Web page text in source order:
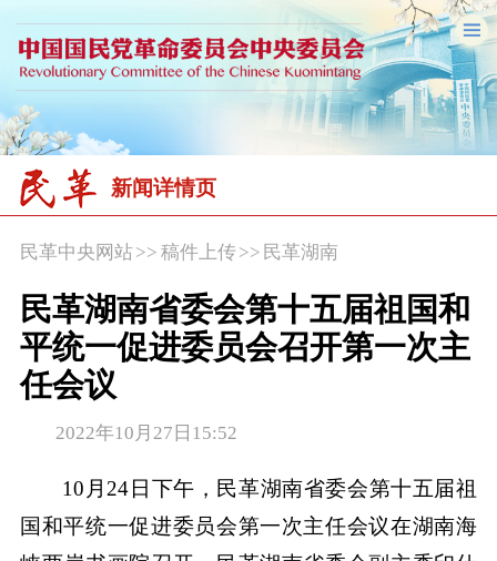
新闻详情页
民革中央网站>> 稿件上传 >> 民革湖南
民革湖南省委会第十五届祖国和
平统一促进委员会召开第一次主
任会议
2022年10月27日15:52
10月24日下午，民革湖南省委会第十五届祖
国和平统一促进委员会第一次主任会议在湖南海